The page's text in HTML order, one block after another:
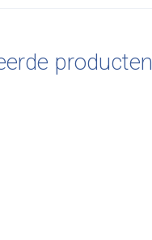
producten